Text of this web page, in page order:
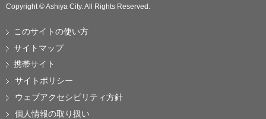
Copyright © Ashiya City. All Rights Reserved.
このサイトの使い方
サイトマップ
携帯サイト
サイトポリシー
ウェブアクセシビリティ方針
個人情報の取り扱い